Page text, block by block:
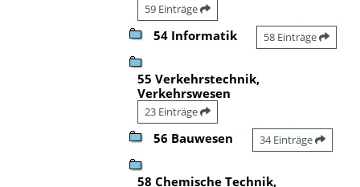
59 Einträge
54 Informatik 58 Einträge
55 Verkehrstechnik,
Verkehrswesen
23 Einträge
56 Bauwesen 34 Einträge
58 Chemische Technik,